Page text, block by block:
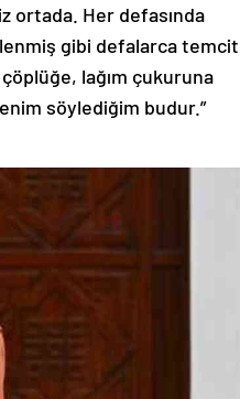
ortada. Her defasında
gibi defalarca temcit
lağım çukuruna
söylediğim budur.”